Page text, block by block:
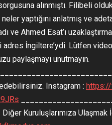
alınmıştı. Filibeli
yaptığını anlatmış ve
ve Ahmed Esat’ı
İngiltere’ydi. Lütfen
paylaşmayı unutmayın.
Instagram :
Kuruluşlarımıza Ulaşmak